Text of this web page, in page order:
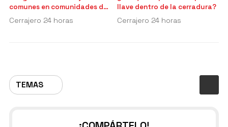
TEMAS
comunes en comunidades de
vecinos
Cerrajero 24 horas
llave dentro de la cerradura?
Cerrajero 24 horas